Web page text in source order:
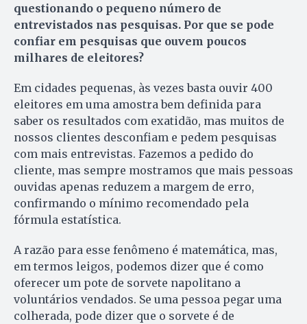
questionando o pequeno número de
entrevistados nas pesquisas. Por que se pode
confiar em pesquisas que ouvem poucos
milhares de eleitores?
Em cidades pequenas, às vezes basta ouvir 400
eleitores em uma amostra bem definida para
saber os resultados com exatidão, mas muitos de
nossos clientes desconfiam e pedem pesquisas
com mais entrevistas. Fazemos a pedido do
cliente, mas sempre mostramos que mais pessoas
ouvidas apenas reduzem a margem de erro,
confirmando o mínimo recomendado pela
fórmula estatística.
A razão para esse fenômeno é matemática, mas,
em termos leigos, podemos dizer que é como
oferecer um pote de sorvete napolitano a
voluntários vendados. Se uma pessoa pegar uma
colherada, pode dizer que o sorvete é de